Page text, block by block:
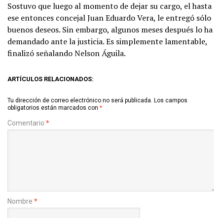
Sostuvo que luego al momento de dejar su cargo, el hasta
ese entonces concejal Juan Eduardo Vera, le entregó sólo
buenos deseos. Sin embargo, algunos meses después lo ha
demandado ante la justicia. Es simplemente lamentable,
finalizó señalando Nelson Águila.
ARTÍCULOS RELACIONADOS:
Tu dirección de correo electrónico no será publicada. Los campos
obligatorios están marcados con *
Comentario *
Nombre *